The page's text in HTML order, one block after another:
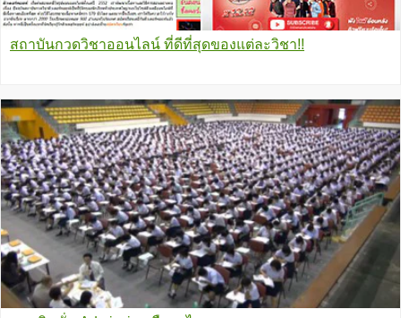
สถาบันกวดวิชาออนไลน์ ที่ดีที่สุดของแต่ละวิชา!!